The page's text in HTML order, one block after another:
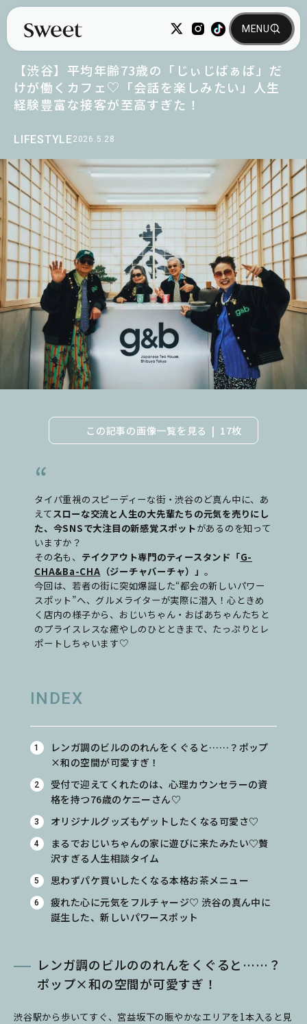
LIFESTYLE2026.5.28
【渋谷】平均年齢73歳の「じぃじばぁば」だ
けが働くカフェ♡「会話を楽しみたい」人生
経験豊富な接客が至高すぎた！
この記事の画像一覧を見る 17枚
タイパ重視のスピーディーな街・渋谷のど真ん中に、あ
えてスローな交流と人生の大先輩たちの元気を売りにし
た、今SNSで大注目の新感覚スポットがあるのを知って
いますか？
その名も、 テイクアウト専門のティースタンド「G-
CHA&Ba-CHA （ジーチャバーチャ）」 。
今回は、若者の街に突如爆誕した“都会の新しいパワー
スポット”へ、グルメライターが実際に潜入！心ときめ
く店内の様子から、おじいちゃん・おばあちゃんたちと
のプライスレスな癒やしのひとときまで、たっぷりとレ
ポートしちゃいます♡
INDEX
レンガ調のビルののれんをくぐると……？ポップ
×和の空間が可愛すぎ！
受付で迎えてくれたのは、心理カウンセラーの資
格を持つ76歳のケニーさん♡
オリジナルグッズもゲットしたくなる可愛さ♡
まるでおじいちゃんの家に遊びに来たみたい♡贅
沢すぎる人生相談タイム
思わずパケ買いしたくなる本格お茶メニュー
疲れた心に元気をフルチャージ♡ 渋谷の真ん中に
誕生した、新しいパワースポット
レンガ調のビルののれんをくぐると……？
ポップ×和の空間が可愛すぎ！
渋谷駅から歩いてすぐ、宮益坂下の賑やかなエリアを1本入ると見